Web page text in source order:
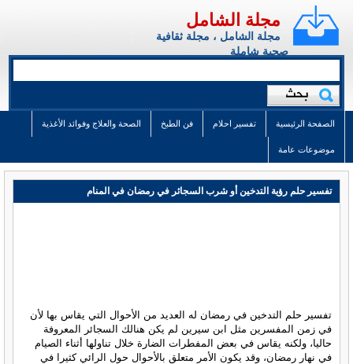
مجلة الشامل
مجلة الشامل ، مجلة ثقافية
صحية شاملة
الصفحة الرئيسية تفسير احلام فن الطبخ الصحة والعلاج وفوائد الأغذية
موضوعات عامة
تفسير حلم رؤية التدخين أو شرب السجائر في رمضان في المنام
تفسير حلم التدخين في رمضان له العديد من الأحوال التي يقاس بها لأن
في زمن المفسرين مثل ابن سيرين لم يكن هنالك السجائر المعروفة
حاليا، ولكنه يقاس في بعض المفطرات الضارة خلال تناولها أثناء الصيام
في نهار رمضان، وقد يكون الأمر متعلق بالأحوال حول الرائي كثيرا في